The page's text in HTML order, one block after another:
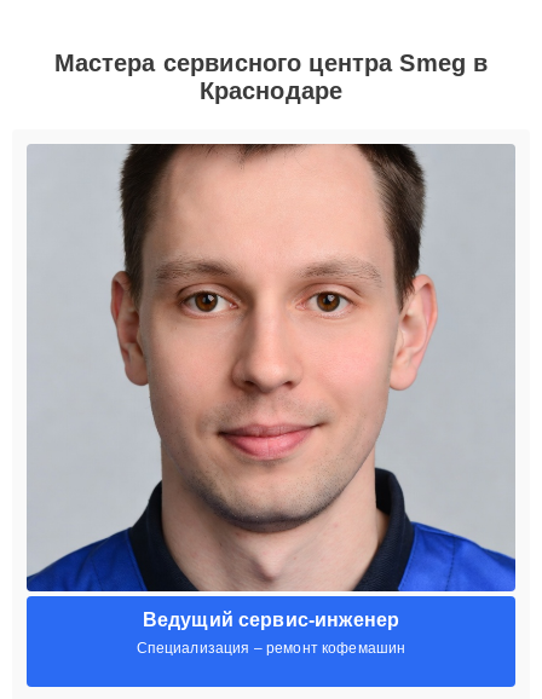
Мастера сервисного центра Smeg в
Краснодаре
Ведущий сервис-инженер
Специализация – ремонт кофемашин